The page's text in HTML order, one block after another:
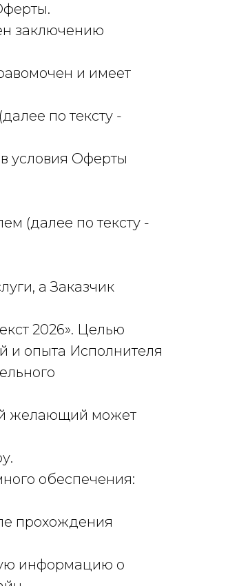
заключению
и имеет
(далее по тексту -
условия Оферты
(далее по тексту -
а Заказчик
2026». Целью
и опыта Исполнителя
желающий может
обеспечения:
прохождения
информацию о